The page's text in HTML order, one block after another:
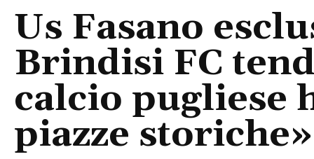
Us Fasano
Brindisi FC
calcio pugliese
piazze storiche»